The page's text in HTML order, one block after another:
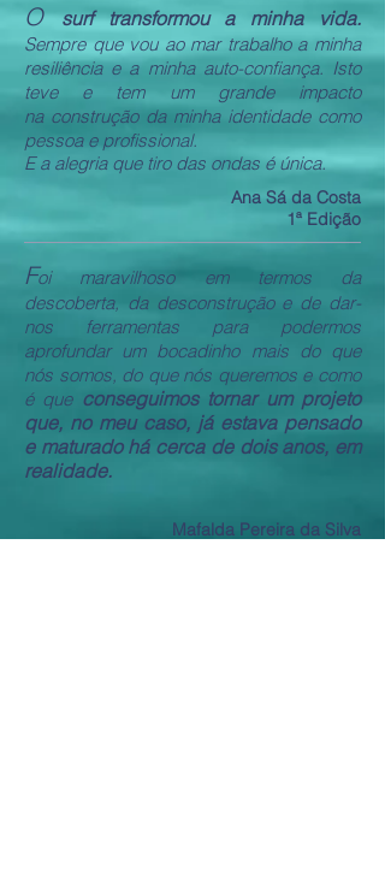
Osurf transformou a minha vida.
Sempre que vou ao mar trabalho a minha
resiliência e a minha auto-confiança. Isto
teve e tem um grande impacto
na construção da minha identidade como
pessoa e profissional.
E a alegria que tiro das ondas é única.
Ana Sá da Costa
1ª Edição
Foi maravilhoso em termos da
descoberta, da desconstrução e de dar-
nos ferramentas para podermos
aprofundar um bocadinho mais do que
nós somos, do que nós queremos e como
é que conseguimos tornar um projeto
que, no meu caso, já estava pensado
e maturado há cerca de dois anos, em
realidade.
Mafalda Pereira da Silva